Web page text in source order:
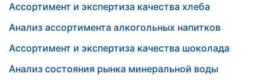
Ассортимент и экспертиза качества хлеба
Анализ ассортимента алкогольных напитков
Ассортимент и экспертиза качества шоколада
Анализ состояния рынка минеральной воды